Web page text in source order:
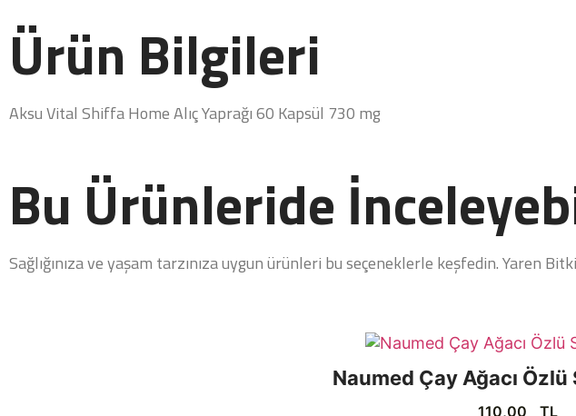
Ürün Bilgileri
Aksu Vital Shiffa Home Alıç Yaprağı 60 Kapsül 730 mg
Bu Ürünleride
Sağlığınıza ve yaşam tarzınıza uygun ürünleri bu seçeneklerle keşfedin. Yaren
Naumed Çay Ağacı Özlü
110,00 TL